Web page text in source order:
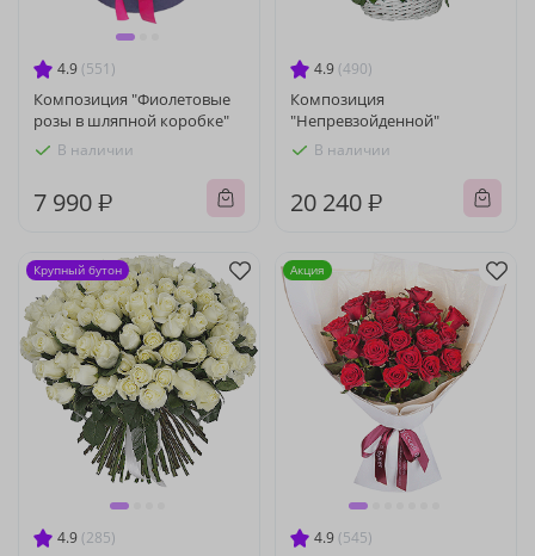
4.9 (551)
Композиция "Фиолетовые
розы в шляпной коробке"
В наличии
7 990 ₽
4.9 (490)
Композиция
"Непревзойденной"
В наличии
20 240 ₽
4.9 (285)
Крупный бутон
4.9 (545)
Акция